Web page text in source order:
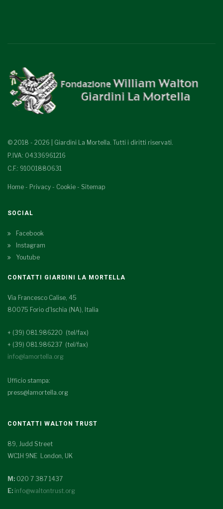
© 2018 - 2026 | Giardini La Mortella. Tutti i diritti riservati.
P.IVA: 04336961216
C.F.: 91001880631
Home - Privacy - Cookie - Sitemap
SOCIAL
Facebook
Instagram
Youtube
CONTATTI GIARDINI LA MORTELLA
Via Francesco Calise, 45
80075 Forio d'Ischia (NA), Italia
+ (39) 081.986220 (tel/fax)
+ (39) 081.986237 (tel/fax)
info@lamortella.org
Ufficio stampa:
press@lamortella.org
CONTATTI WALTON TRUST
89, Judd Street
WC1H 9NE London, UK
M: 020 7 387 1437
E: info@waltontrust.org